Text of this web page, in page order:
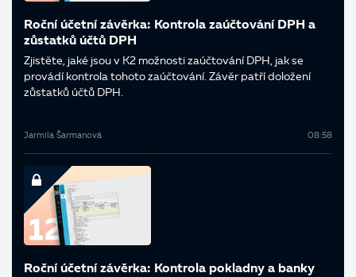
Roční účetní závěrka: Kontrola zaúčtování DPH a
zůstatků účtů DPH
Zjistěte, jaké jsou v K2 možnosti zaúčtování DPH, jak se
provádí kontrola tohoto zaúčtování. Závěr patří doložení
zůstatků účtů DPH.
Jarmila Šarmanová 08:58
Roční účetní závěrka: Kontrola pokladny a banky